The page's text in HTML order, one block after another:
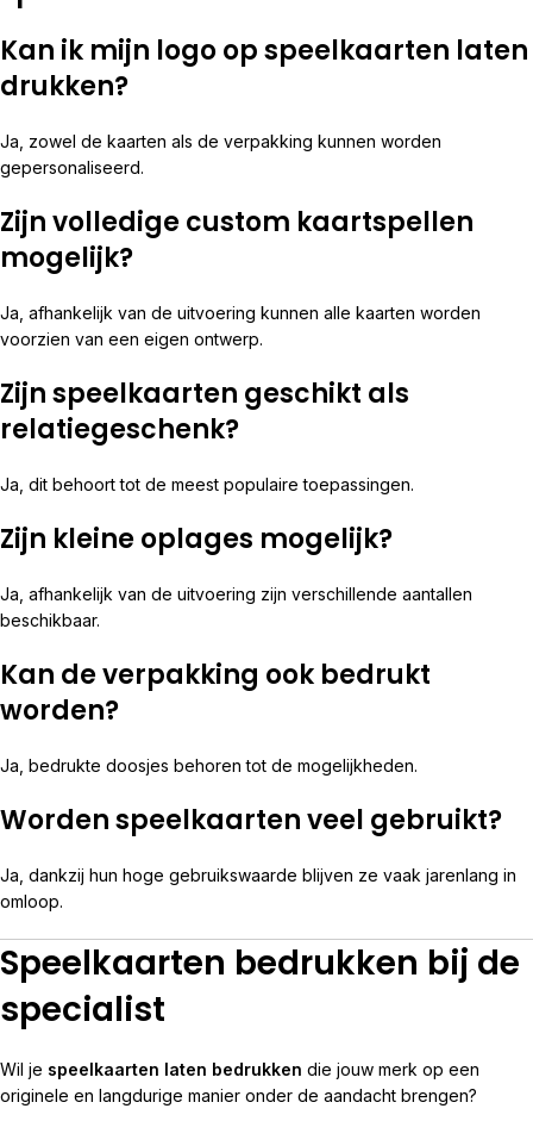
Kan ik mijn logo op speelkaarten laten
drukken?
Ja, zowel de kaarten als de verpakking kunnen worden
gepersonaliseerd.
Zijn volledige custom kaartspellen
mogelijk?
Ja, afhankelijk van de uitvoering kunnen alle kaarten worden
voorzien van een eigen ontwerp.
Zijn speelkaarten geschikt als
relatiegeschenk?
Ja, dit behoort tot de meest populaire toepassingen.
Zijn kleine oplages mogelijk?
Ja, afhankelijk van de uitvoering zijn verschillende aantallen
beschikbaar.
Kan de verpakking ook bedrukt
worden?
Ja, bedrukte doosjes behoren tot de mogelijkheden.
Worden speelkaarten veel gebruikt?
Ja, dankzij hun hoge gebruikswaarde blijven ze vaak jarenlang in
omloop.
Speelkaarten bedrukken bij de
specialist
Wil je speelkaarten laten bedrukken die jouw merk op een
originele en langdurige manier onder de aandacht brengen?